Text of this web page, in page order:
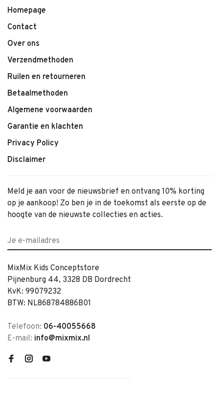
• Fris en modern design
• Stevig en comfortabel materiaal
• Comfortabele pasvorm
• Beschermt tegen zonlicht
• Geschikt voor volwassenen
Homepage
Contact
Over ons
Verzendmethoden
Ruilen en retourneren
Betaalmethoden
Algemene voorwaarden
Garantie en klachten
Privacy Policy
Disclaimer
Meld je aan voor de nieuwsbrief en ontvang 10% korting
op je aankoop! Zo ben je in de toekomst als eerste op de
hoogte van de nieuwste collecties en acties.
MixMix Kids Conceptstore
Pijnenburg 44, 3328 DB Dordrecht
KvK: 99079232
BTW: NL868784886B01
Telefoon: 06-40055668
E-mail: info@mixmix.nl